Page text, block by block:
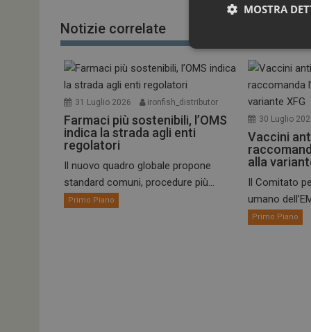
Notizie correlate
31 Luglio 2026 ironfish_distributor
Farmaci più sostenibili, l’OMS
indica la strada agli enti
regolatori
Il nuovo quadro globale propone
standard comuni, procedure più...
Primo Piano
30 Luglio
Vaccini
alla
Il Comitato
umano
Primo Piano
MOSTRA
I cookie necessari
e l'accesso alle
_ga